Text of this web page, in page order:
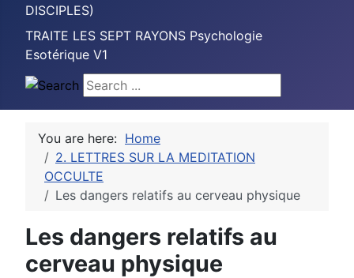
DISCIPLES)
TRAITE LES SEPT RAYONS Psychologie
Esotérique V1
Search ...
You are here: Home
2. LETTRES SUR LA MEDITATION
OCCULTE
Les dangers relatifs au cerveau physique
Les dangers relatifs au
cerveau physique